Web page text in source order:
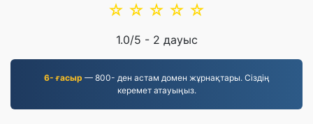
☆
☆
☆
☆
☆
1.0/5 - 2 дауыс
6- ғасыр — 800- ден астам домен жұрнақтары. Сіздің
керемет атауыңыз.